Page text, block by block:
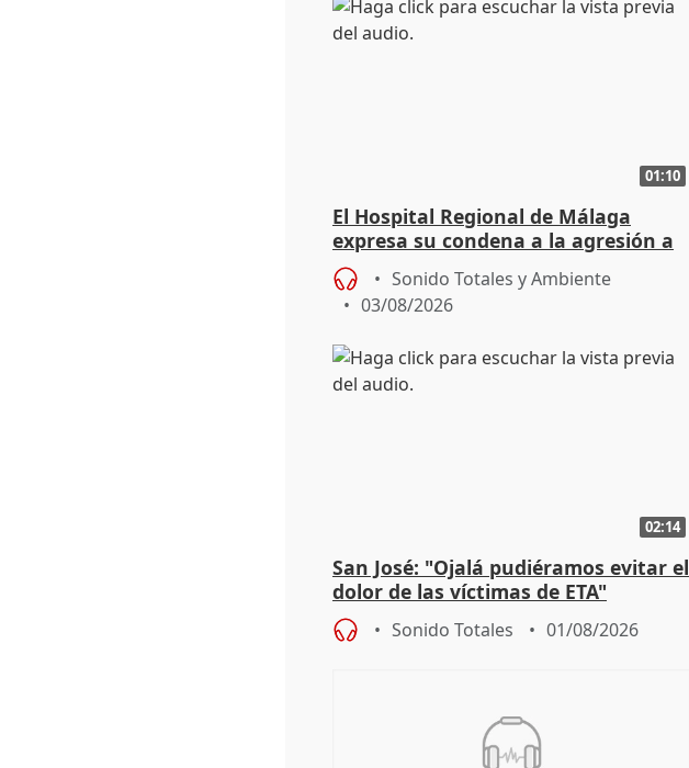
01:10
El Hospital Regional de Málaga
expresa su condena a la agresión a
dos enfermeras de Urgencias
Sonido Totales y Ambiente
03/08/2026
02:14
San José: "Ojalá pudiéramos evitar el
dolor de las víctimas de ETA"
Sonido Totales 01/08/2026